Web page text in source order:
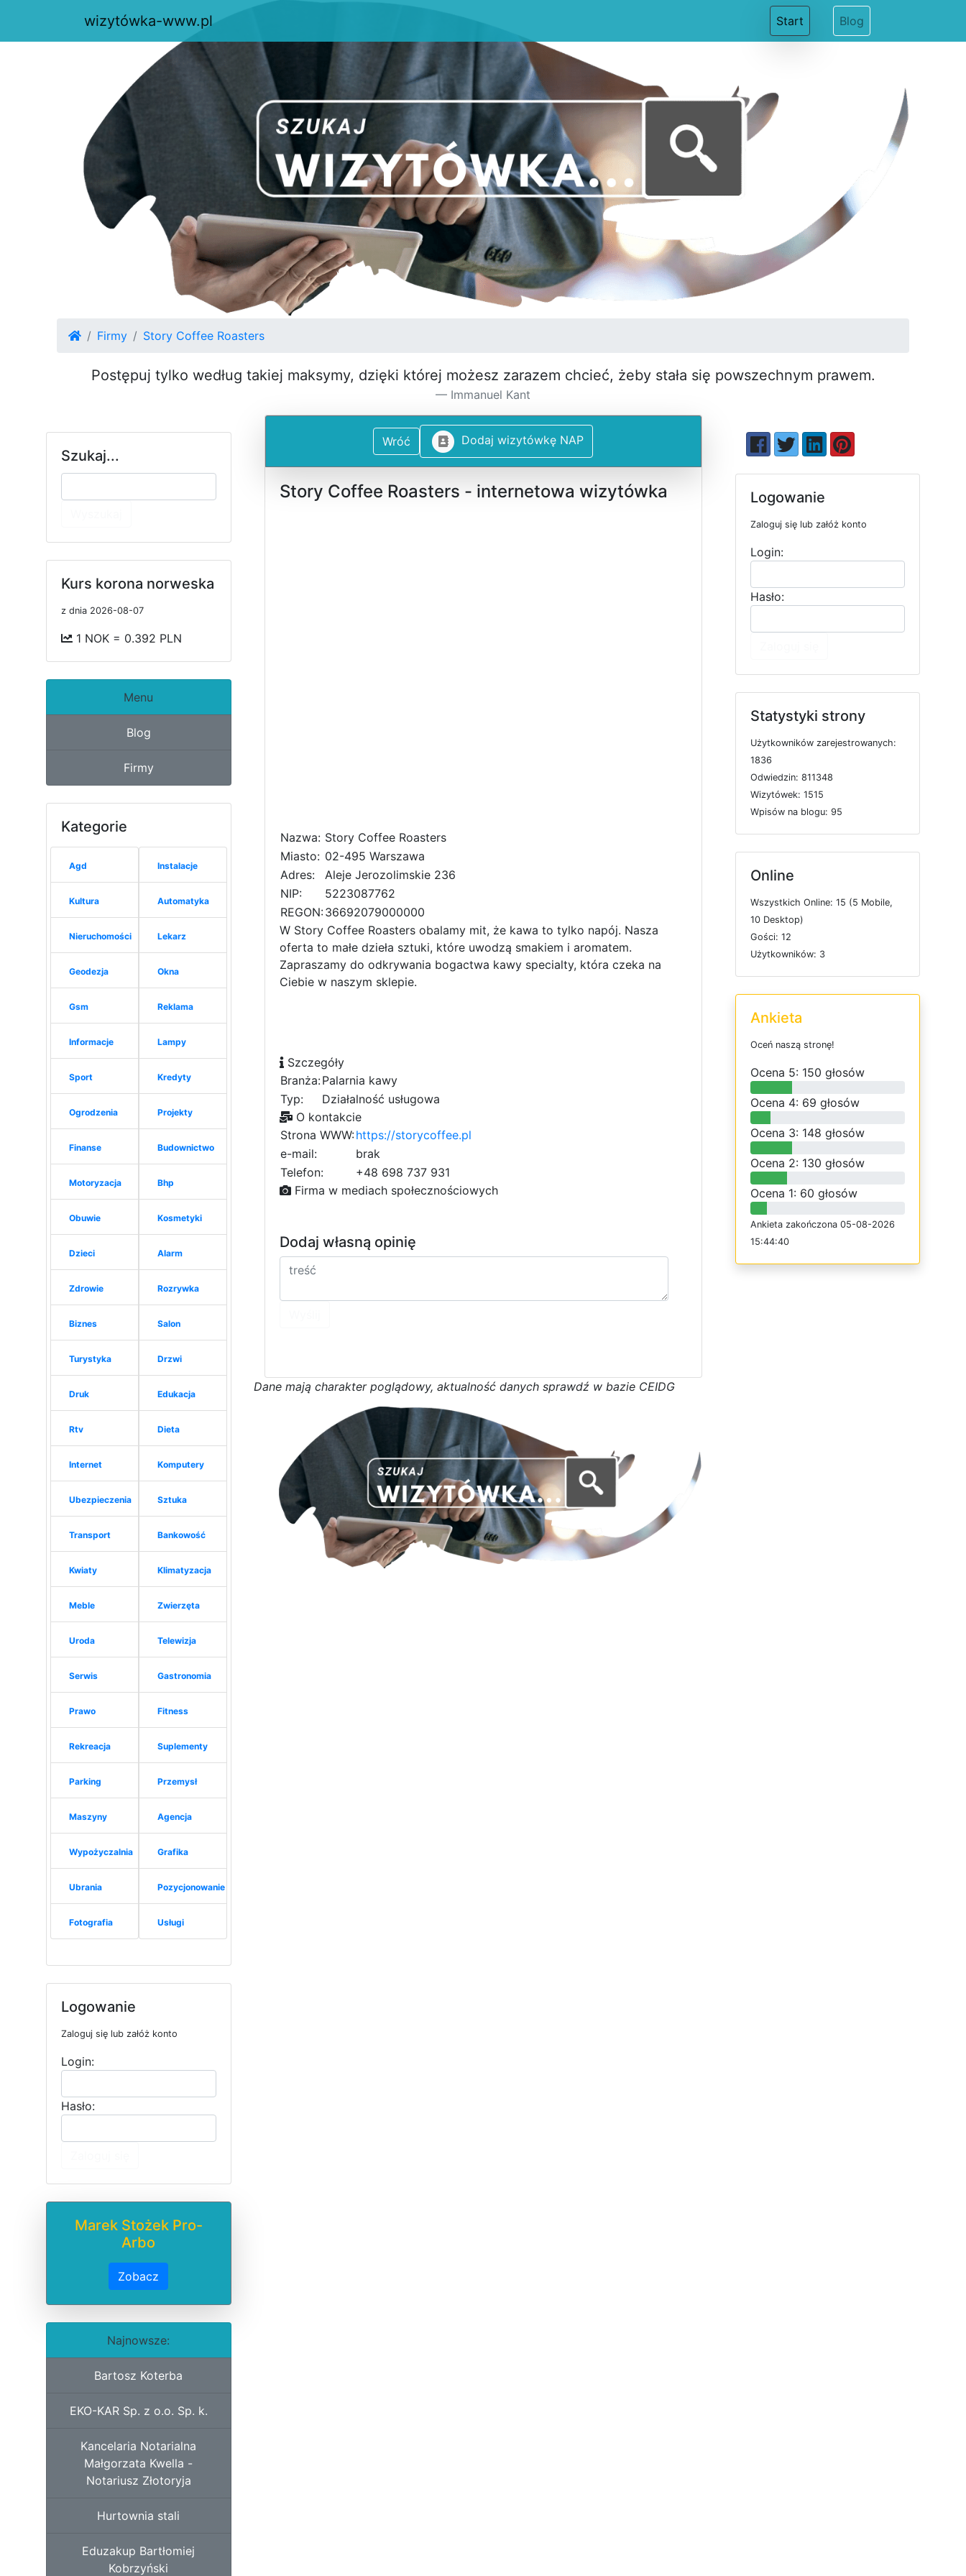
Firmy Story Coffee Roasters
Postępuj tylko według takiej maksymy, dzięki której możesz za­razem chcieć, żeby stała się pow­szechnym prawem.
Immanuel Kant
wizytówka-www.pl Start (current)Blog
Szukaj...
Kurs korona norweska
z dnia 2026-08-07
1 NOK = 0.392 PLN
Menu
Blog
Firmy
Kategorie
Agd
Kultura
Nieruchomości
Geodezja
Gsm
Informacje
Sport
Ogrodzenia
Finanse
Motoryzacja
Obuwie
Dzieci
Zdrowie
Biznes
Turystyka
Druk
Rtv
Internet
Ubezpieczenia
Transport
Kwiaty
Meble
Uroda
Serwis
Prawo
Rekreacja
Parking
Maszyny
Wypożyczalnia
Ubrania
Fotografia
Instalacje
Automatyka
Lekarz
Okna
Reklama
Lampy
Kredyty
Projekty
Budownictwo
Bhp
Kosmetyki
Alarm
Rozrywka
Salon
Drzwi
Edukacja
Dieta
Komputery
Sztuka
Bankowość
Klimatyzacja
Zwierzęta
Telewizja
Gastronomia
Fitness
Suplementy
Przemysł
Agencja
Grafika
Pozycjonowanie
Usługi
Logowanie
Zaloguj się lub załóż konto
Login:
Hasło:
Marek Stożek Pro-
Arbo
Zobacz
Najnowsze:
Bartosz Koterba
EKO-KAR Sp. z o.o. Sp. k.
Kancelaria Notarialna
Małgorzata Kwella -
Notariusz Złotoryja
Hurtownia stali
Eduzakup Bartłomiej
Kobrzyński
Wróć Dodaj wizytówkę NAP
Story Coffee Roasters - internetowa wizytówka
Nazwa: Story Coffee Roasters
Miasto: 02-495 Warszawa
Adres:
Aleje Jerozolimskie 236
NIP:
5223087762
REGON:36692079000000
W Story Coffee Roasters obalamy mit, że kawa to tylko napój. Nasza
oferta to małe dzieła sztuki, które uwodzą smakiem i aromatem.
Zapraszamy do odkrywania bogactwa kawy specialty, która czeka na
Ciebie w naszym sklepie.
Szczegóły
Branża:Palarnia kawy
Typ:
Działalność usługowa
O kontakcie
Strona WWW:https://storycoffee.pl
e-mail:
brak
Telefon:
+48 698 737 931
Firma w mediach społecznościowych
Dodaj własną opinię
Dane mają charakter poglądowy, aktualność danych sprawdź w bazie CEIDG
Logowanie
Zaloguj się lub załóż konto
Login:
Hasło:
Statystyki strony
Użytkowników zarejestrowanych:
1836
Odwiedzin: 811348
Wizytówek: 1515
Wpisów na blogu: 95
Online
Wszystkich Online: 15 (5 Mobile,
10 Desktop)
Gości: 12
Użytkowników: 3
Ankieta
Oceń naszą stronę!
Ocena 5: 150 głosów
Ocena 4: 69 głosów
Ocena 3: 148 głosów
Ocena 2: 130 głosów
Ocena 1: 60 głosów
Ankieta zakończona 05-08-2026
15:44:40